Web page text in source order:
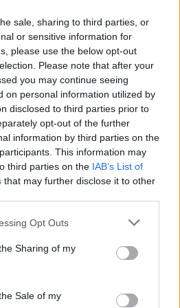
sale, sharing to third parties, or
or sensitive information for
please use the below opt-out
Please note that after your
you may continue seeing
on personal information utilized by
disclosed to third parties prior to
opt-out of the further
information by third parties on the
This information may
third parties on the IAB’s List of
that may further disclose it to other
app uses one or more Google
usage behaviour. You may click to
and its third-party tags to
purposes in below Google
Opt Outs
Sharing of my
Sale of my
clienti svuotano le suite: furto da
7 agosto, sole e caldo tornano
rampe chiuse ancora fino a